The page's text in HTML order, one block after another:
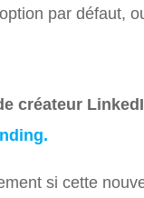
par défaut,
créateur
si cette